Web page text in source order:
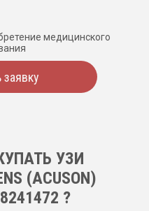
медицинского
УЗИ
(ACUSON)
?